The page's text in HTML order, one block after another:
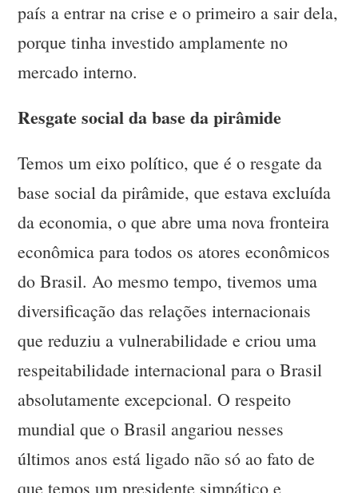
país a entrar na crise e o primeiro a sair dela,
porque tinha investido amplamente no
mercado interno.
Resgate social da base da pirâmide
Temos um eixo político, que é o resgate da
base social da pirâmide, que estava excluída
da economia, o que abre uma nova fronteira
econômica para todos os atores econômicos
do Brasil. Ao mesmo tempo, tivemos uma
diversificação das relações internacionais
que reduziu a vulnerabilidade e criou uma
respeitabilidade internacional para o Brasil
absolutamente excepcional. O respeito
mundial que o Brasil angariou nesses
últimos anos está ligado não só ao fato de
que temos um presidente simpático e